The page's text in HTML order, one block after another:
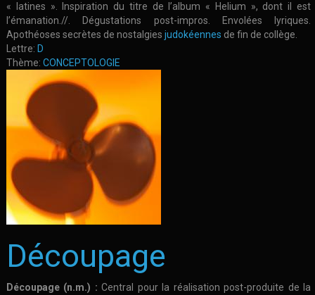
« latines ». Inspiration du titre de l’album « Helium », dont il est
l’émanation.//. Dégustations post-impros. Envolées lyriques.
Apothéoses secrètes de nostalgies judokéennes de fin de collège.
Lettre: D
Thème: CONCEPTOLOGIE
Découpage
Découpage (n.m.) :Central pour la réalisation post-produite de la